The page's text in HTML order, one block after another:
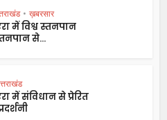
• ख़बरसार
में विश्व स्तनपान
से...
में संविधान से प्रेरित